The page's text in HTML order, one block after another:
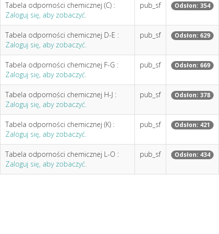
Tabela odporności chemicznej (C) :
Zaloguj się, aby zobaczyć.
pub_sf Odsłon: 354
Tabela odporności chemicznej D-E :
Zaloguj się, aby zobaczyć.
pub_sf Odsłon: 629
Tabela odporności chemicznej F-G :
Zaloguj się, aby zobaczyć.
pub_sf Odsłon: 669
Tabela odporności chemicznej H-J :
Zaloguj się, aby zobaczyć.
pub_sf Odsłon: 378
Tabela odporności chemicznej (K) :
Zaloguj się, aby zobaczyć.
pub_sf Odsłon: 421
Tabela odporności chemicznej L-O :
Zaloguj się, aby zobaczyć.
pub_sf Odsłon: 434